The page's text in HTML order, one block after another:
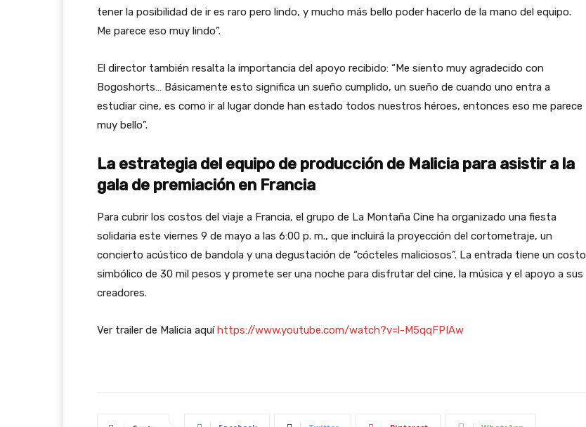
tener la posibilidad de ir es raro pero lindo, y mucho más bello poder hacerlo de la mano del equipo.
Me parece eso muy lindo”.
El director también resalta la importancia del apoyo recibido: “Me siento muy agradecido con
Bogoshorts… Básicamente esto significa un sueño cumplido, un sueño de cuando uno entra a
estudiar cine, es como ir al lugar donde han estado todos nuestros héroes, entonces eso me parece
muy bello”.
La estrategia del equipo de producción de Malicia para asistir a la
gala de premiación en Francia
Para cubrir los costos del viaje a Francia, el grupo de La Montaña Cine ha organizado una fiesta
solidaria este viernes 9 de mayo a las 6:00 p. m., que incluirá la proyección del cortometraje, un
concierto acústico de bandola y una degustación de “cócteles maliciosos”. La entrada tiene un costo
simbólico de 30 mil pesos y promete ser una noche para disfrutar del cine, la música y el apoyo a sus
creadores.
Ver trailer de Malicia aquíhttps://www.youtube.com/watch?v=l-M5qqFPIAw